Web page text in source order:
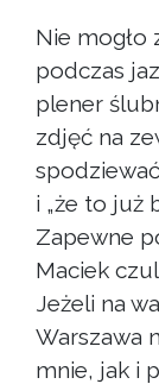
Nie mogło
podczas
plener
zdjęć na
i „że to już
Zapewne
Maciek
Jeżeli na
Warszawa
mnie, jak i